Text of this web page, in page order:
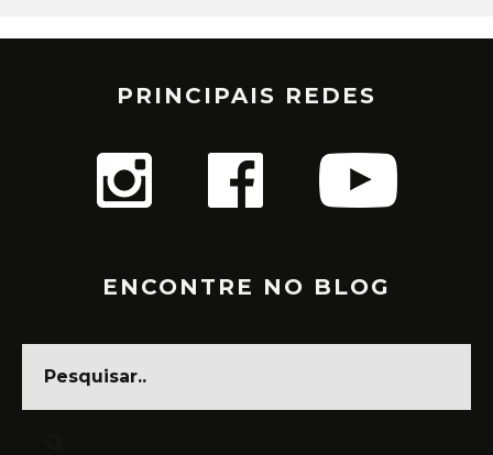
PRINCIPAIS REDES
ENCONTRE NO BLOG